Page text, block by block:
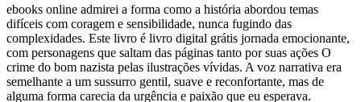
ebooks online admirei a forma como a história abordou temas
difíceis com coragem e sensibilidade, nunca fugindo das
complexidades. Este livro é livro digital grátis jornada emocionante,
com personagens que saltam das páginas tanto por suas ações O
crime do bom nazista pelas ilustrações vívidas. A voz narrativa era
semelhante a um sussurro gentil, suave e reconfortante, mas de
alguma forma carecia da urgência e paixão que eu esperava.